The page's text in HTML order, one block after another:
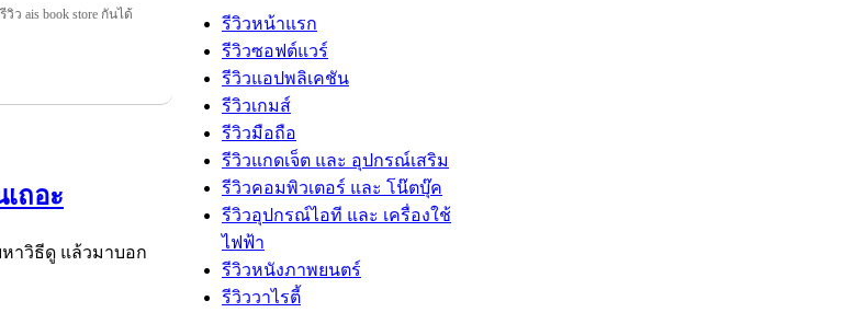
ว ais book store กันได้
ถอะ
หาวิธีดู แล้วมาบอก
รีวิวหน้าแรก
รีวิวซอฟต์แวร์
รีวิวแอปพลิเคชัน
รีวิวเกมส์
รีวิวมือถือ
รีวิวแกดเจ็ต และ อุปกรณ์เสริม
รีวิวคอมพิวเตอร์ และ โน๊ตบุ๊ค
รีวิวอุปกรณ์ไอที และ เครื่องใช้
ไฟฟ้า
รีวิวหนังภาพยนตร์
รีวิววาไรตี้